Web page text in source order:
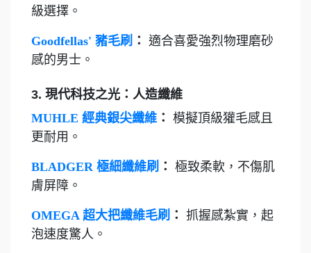
級選擇。
Goodfellas' 豬毛刷 ： 適合喜愛強烈物理磨砂
感的男士。
3. 現代科技之光：人造纖維
MUHLE 經典銀尖纖維 ： 模擬頂級獾毛感且
更耐用。
BLADGER 極細纖維刷 ： 極致柔軟，不傷肌
膚屏障。
OMEGA 超大把纖維毛刷 ： 抓握感紮實，起
泡速度驚人。